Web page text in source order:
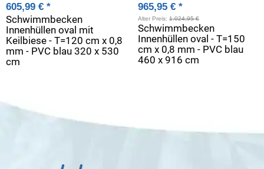
Schwimmbecken
Innenhüllen oval mit
Keilbiese - T=120 cm x 0,8
mm - PVC blau 320 x 530
cm
605,99 € *
Schwimmbecken
Innenhüllen oval - T=150
cm x 0,8 mm - PVC blau
460 x 916 cm
965,95 € *
Alter Preis: 1.024,95 €